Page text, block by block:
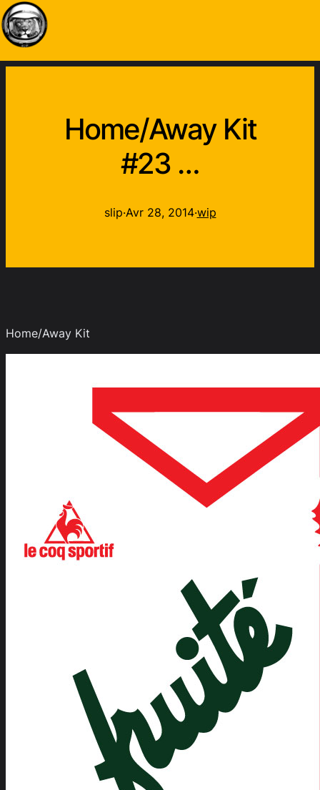
Home/Away Kit
#23 …
slip·Avr 28, 2014·wip
Home/Away Kit